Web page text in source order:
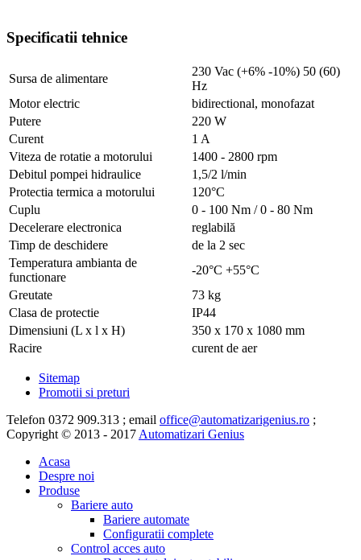
Specificatii tehnice
Sursa de alimentare
230 Vac (+6% -10%) 50 (60)
Hz
Motor electric
bidirectional, monofazat
Putere
220 W
Curent
1 A
Viteza de rotatie a motorului
1400 - 2800 rpm
Debitul pompei hidraulice
1,5/2 l/min
Protectia termica a motorului
120°C
Cuplu
0 - 100 Nm / 0 - 80 Nm
Decelerare electronica
reglabilă
Timp de deschidere
de la 2 sec
Temperatura ambianta de
functionare
-20°C +55°C
Greutate
73 kg
Clasa de protectie
IP44
Dimensiuni (L x l x H)
350 x 170 x 1080 mm
Racire
curent de aer
Sitemap
Promotii si preturi
Telefon 0372 909.313 ; email office@automatizarigenius.ro ;
Copyright © 2013 - 2017 Automatizari Genius
Acasa
Despre noi
Produse
Bariere auto
Bariere automate
Configuratii complete
Control acces auto